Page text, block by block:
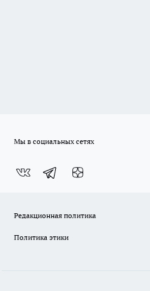
Мы в социальных сетях
Редакционная политика
Политика этики